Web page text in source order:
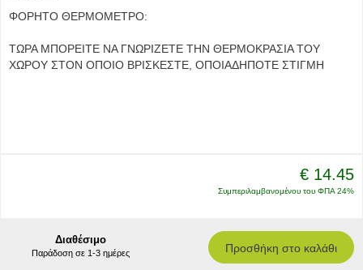
ΦΟΡΗΤΟ ΘΕΡΜΟΜΕΤΡΟ:
ΤΩΡΑ ΜΠΟΡΕΙΤΕ ΝΑ ΓΝΩΡΙΖΕΤΕ ΤΗΝ ΘΕΡΜΟΚΡΑΣΙΑ ΤΟΥ
ΧΩΡΟΥ ΣΤΟΝ ΟΠΟΙΟ ΒΡΙΣΚΕΣΤΕ, ΟΠΟΙΑΔΗΠΟΤΕ ΣΤΙΓΜΗ
€ 14.45
Συμπεριλαμβανομένου του ΦΠΑ 24%
Διαθέσιμο
Παράδοση σε 1-3 ημέρες Προσθήκη στο καλάθι